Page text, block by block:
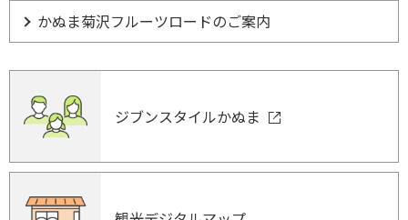
かぬま菊沢フルーツロードのご案内
ジブンスタイルかぬま